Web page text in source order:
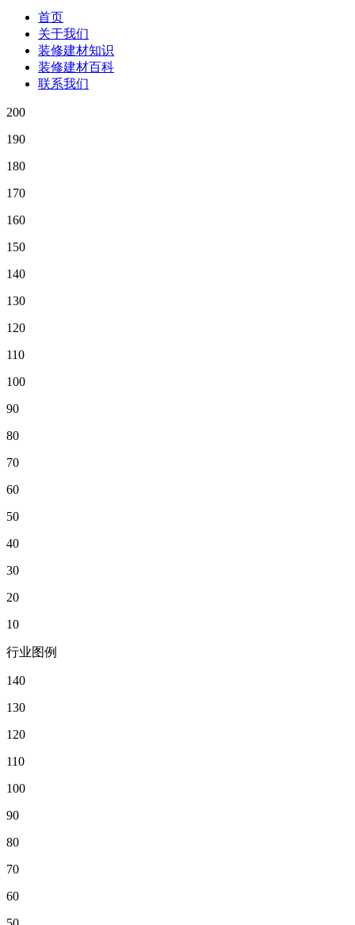
首页
关于我们
装修建材知识
装修建材百科
联系我们
200
190
180
170
160
150
140
130
120
110
100
90
80
70
60
50
40
30
20
10
行业图例
140
130
120
110
100
90
80
70
60